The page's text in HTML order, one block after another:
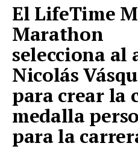
El LifeTime
Marathon
selecciona al
Nicolás
para crear la
medalla
para la